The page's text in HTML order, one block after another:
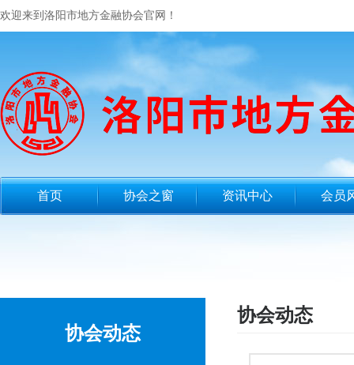
欢迎来到洛阳市地方金融协会官网！
首页 协会之窗 资讯中心 会员
协会动态
协会动态